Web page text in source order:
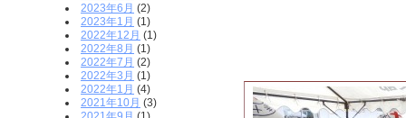
2023年6月 (2)
2023年1月 (1)
2022年12月 (1)
2022年8月 (1)
2022年7月 (2)
2022年3月 (1)
2022年1月 (4)
2021年10月 (3)